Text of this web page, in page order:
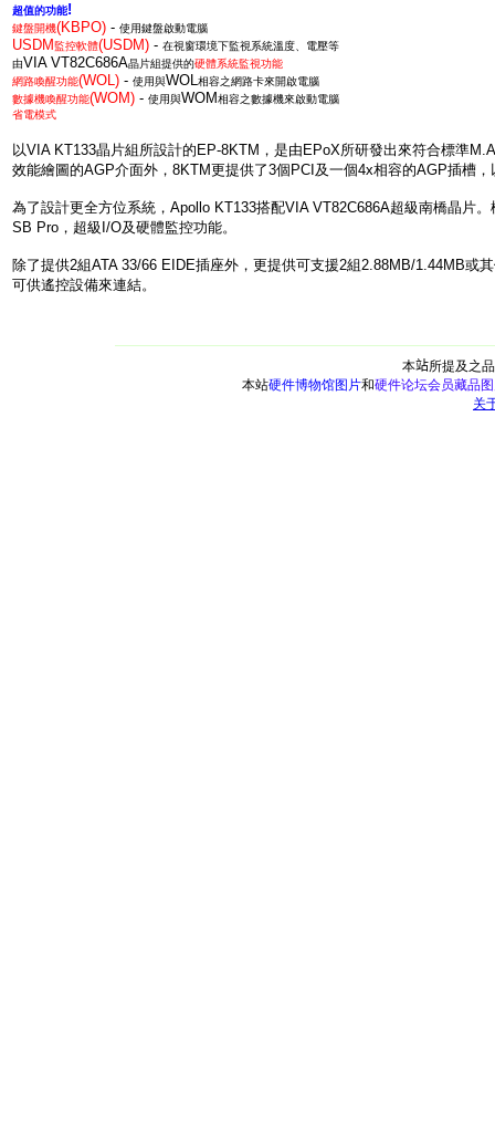
超值的功能!
鍵盤開機(KBPO) - 使用鍵盤啟動電腦
USDM監控軟體(USDM) - 在視窗環境下監視系統溫度、電壓等
由VIA VT82C686A晶片組提供的硬體系統監視功能
網路喚醒功能(WOL) - 使用與WOL相容之網路卡來開啟電腦
數據機喚醒功能(WOM) - 使用與WOM相容之數據機來啟動電腦
省電模式
以VIA KT133晶片組所設計的 EP-8KTM ，是由 EPoX所研發出來符合標準
效能繪圖的AGP介面外， 8KTM更提供了3個 PCI 及一個4x相容的AGP插槽，
為了設計更全方位系統， Apollo KT133搭配VIA VT82C686A超級南橋晶片。
SB Pro ，超級 I/O及硬體監控功能。
除了提供2組ATA 33/66 EIDE插座外，更提供可支援2組2.88MB/1.44MB或
可供遙控設備來連結。
本站所提及之
本站硬件博物馆图片和硬件论坛会员藏品
关